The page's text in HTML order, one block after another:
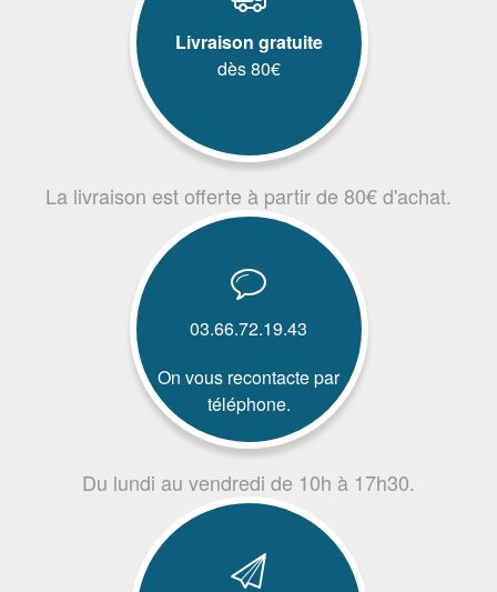
Livraison gratuite
dès 80€
La livraison est offerte à partir de 80€ d'achat.
03.66.72.19.43
On vous recontacte par
téléphone.
Du lundi au vendredi de 10h à 17h30.